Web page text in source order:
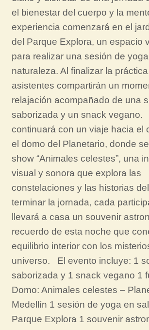
el bienestar del cuerpo y la
experiencia comenzará en el
del Parque Explora, un espacio
para realizar una sesión de
naturaleza. Al finalizar la
asistentes compartirán un
relajación acompañado de una
saborizada y un snack vegano.
continuará con un viaje hacia el
el domo del Planetario, donde
show “Animales celestes”, una
visual y sonora que explora las
constelaciones y las historias del
terminar la jornada, cada
llevará a casa un souvenir
recuerdo de esta noche que
equilibrio interior con los
universo. El evento incluye: 1
saborizada y 1 snack vegano 1
Domo: Animales celestes –
Medellín 1 sesión de yoga en
Parque Explora 1 souvenir